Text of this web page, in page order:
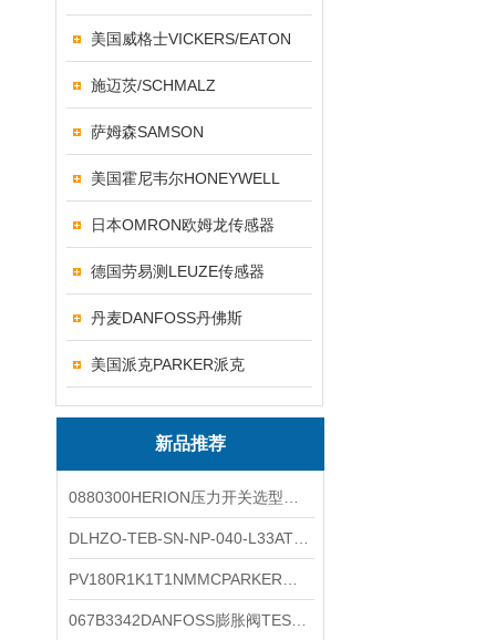
美国威格士VICKERS/EATON
施迈茨/SCHMALZ
萨姆森SAMSON
美国霍尼韦尔HONEYWELL
日本OMRON欧姆龙传感器
德国劳易测LEUZE传感器
丹麦DANFOSS丹佛斯
美国派克PARKER派克
新品推荐